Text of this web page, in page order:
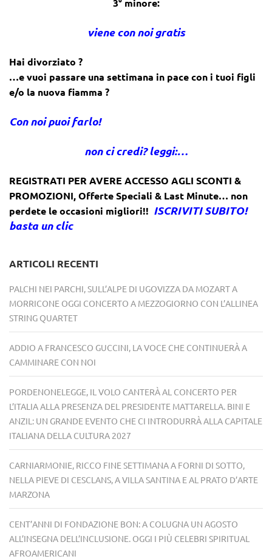
3° minore:
viene con noi gratis
Hai divorziato ?
…e vuoi passare una settimana in pace con i tuoi figli
e/o la nuova fiamma ?
Con noi puoi farlo!
non ci credi? leggi:…
REGISTRATI PER AVERE ACCESSO AGLI SCONTI &
PROMOZIONI,Offerte Speciali & Last Minute… non
perdete le occasioni migliori!! ISCRIVITI SUBITO!
basta un clic
ARTICOLI RECENTI
PALCHI NEI PARCHI, SULL’ALPE DI UGOVIZZA DA MOZART A
MORRICONE OGGI CONCERTO A MEZZOGIORNO CON L’ALLINEA
STRING QUARTET
ADDIO A FRANCESCO GUCCINI, LA VOCE CHE CONTINUERÀ A
CAMMINARE CON NOI
PORDENONELEGGE, IL VOLO CANTERÀ AL CONCERTO PER
L’ITALIA ALLA PRESENZA DEL PRESIDENTE MATTARELLA. BINI E
ANZIL: UN GRANDE EVENTO CHE CI INTRODURRÀ ALLA CAPITALE
ITALIANA DELLA CULTURA 2027
CARNIARMONIE, RICCO FINE SETTIMANA A FORNI DI SOTTO,
NELLA PIEVE DI CESCLANS, A VILLA SANTINA E AL PRATO D’ARTE
MARZONA
CENT’ANNI DI FONDAZIONE BON: A COLUGNA UN AGOSTO
ALL’INSEGNA DELL’INCLUSIONE. OGGI I PIÙ CELEBRI SPIRITUAL
AFROAMERICANI